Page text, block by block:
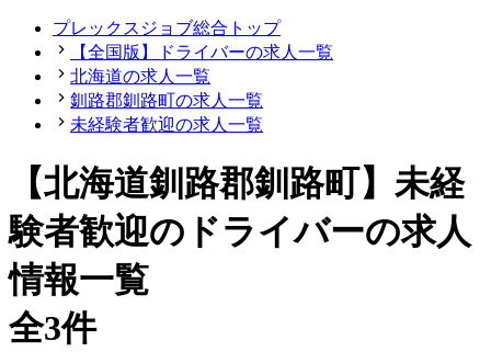
プレックスジョブ総合トップ
【全国版】ドライバーの求人一覧
北海道の求人一覧
釧路郡釧路町の求人一覧
未経験者歓迎の求人一覧
【北海道釧路郡釧路町】未経
験者歓迎のドライバーの求人
情報一覧
全3件